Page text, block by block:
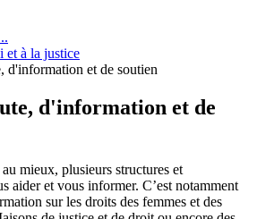
et à la justice
d'information et de soutien
d'information et de
mieux, plusieurs structures et
aider et vous informer. C’est notamment
sur les droits des femmes et des